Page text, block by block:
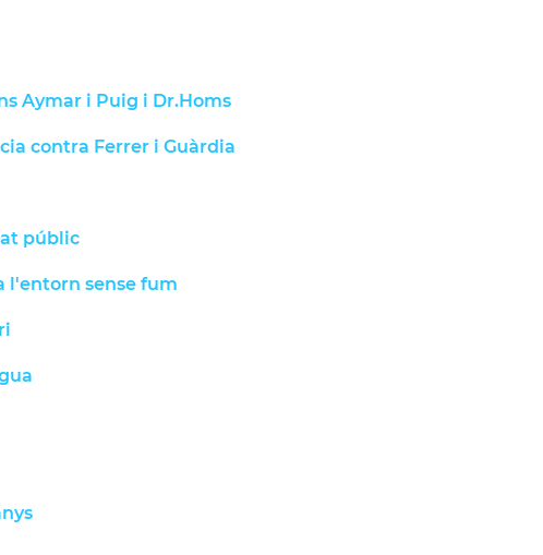
Aymar i Puig i Dr.Homs
contra Ferrer i Guàrdia
públic
l'entorn sense fum